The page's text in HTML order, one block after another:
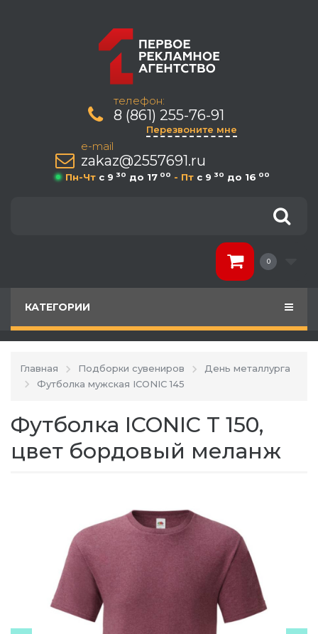
телефон:
8 (861) 255-76-91
Перезвоните мне
e-mail
zakaz@2557691.ru
Пн-Чт c 9 30 до 17 00 - Пт c 9 30 до 16 00
0
КАТЕГОРИИ
Главная Подборки сувениров
День металлурга
Футболка мужская ICONIC 145
Футболка ICONIC T 150,
цвет бордовый меланж